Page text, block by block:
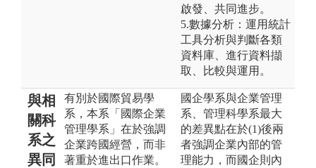
啟發、共同進步。
5.數據分析：運用統計
工具分析與判斷各類
資料庫、進行資料擷
取、比較與運用。
與相
關科
系之
異同
有別於國際貿易學
系，本系「國際企業
管理學系」在於強調
企業跨國經營，而非
著重於進出口作業。
國企學系與企業管理
系、管理科學系最大
的差異點在於(1)後兩
者強調企業內部的管
理能力，而國企則內